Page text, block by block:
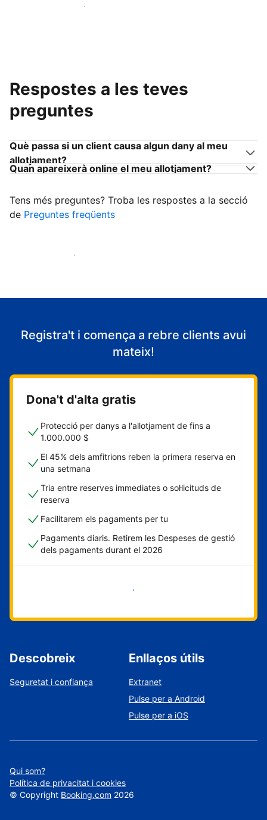
Uneix-te a amfitrions com tu
Respostes a les teves
preguntes
Què passa si un client causa algun dany al meu
allotjament?
Quan apareixerà online el meu allotjament?
Tens més preguntes? Troba les respostes a la secció
de Preguntes freqüents
Comença a rebre clients
Registra't i comença a rebre clients avui
mateix!
Dona't d'alta gratis
Protecció per danys a l'allotjament de fins a
1.000.000 $
El 45% dels amfitrions reben la primera reserva en
una setmana
Tria entre reserves immediates o sol·licituds de
reserva
Facilitarem els pagaments per tu
Pagaments diaris. Retirem les Despeses de gestió
dels pagaments durant el 2026
Comença ara
Descobreix
Seguretat i confiança
Enllaços útils
Extranet
Pulse per a Android
Pulse per a iOS
Qui som?
Política de privacitat i cookies
© Copyright Booking.com 2026